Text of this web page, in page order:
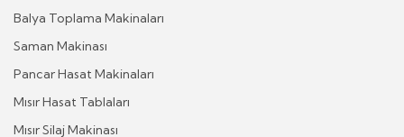
Balya Toplama Makinaları
Saman Makinası
Pancar Hasat Makinaları
Mısır Hasat Tablaları
Mısır Silaj Makinası